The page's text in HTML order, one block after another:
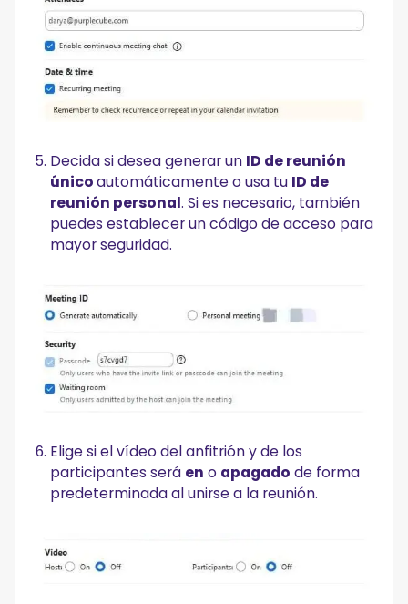
Decida si desea generar un ID de reunión
únicoautomáticamente o usa tu ID de
reunión personal. Si es necesario, también
puedes establecer un código de acceso para
mayor seguridad.
Elige si el vídeo del anfitrión y de los
participantes será en o apagado de forma
predeterminada al unirse a la reunión.